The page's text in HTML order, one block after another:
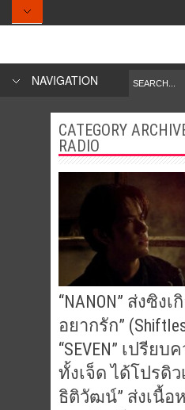
NAVIGATION
CATEGORY
RADIO
“NANON” ส่งซิง
อยากรัก”
“SEVEN” เปรีย
ทั้งเจ็ด ได้โปรดิ
ธิติวัฒน์” ส่งเนื้อ